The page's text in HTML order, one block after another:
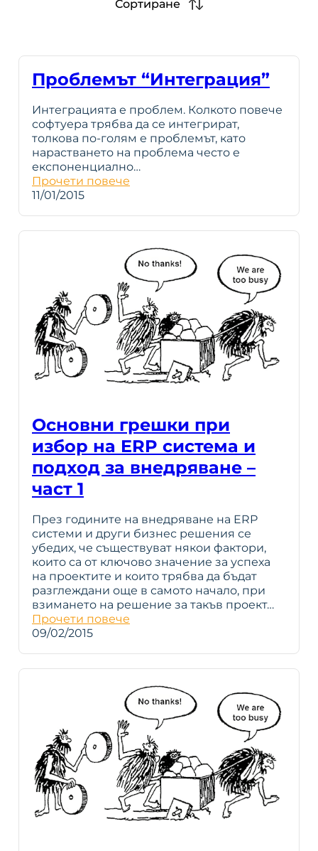
Сортиране
Проблемът “Интеграция”
Интеграцията е проблем. Колкото повече
софтуера трябва да се интегрират,
толкова по-голям е проблемът, като
нарастването на проблема често е
експоненциално…
Прочети повече
11/01/2015
Основни грешки при
избор на ERP система и
подход за внедряване –
част 1
През годините на внедряване на ERP
системи и други бизнес решения се
убедих, че съществуват някои фактори,
които са от ключово значение за успеха
на проектите и които трябва да бъдат
разглеждани още в самото начало, при
взимането на решение за такъв проект…
Прочети повече
09/02/2015